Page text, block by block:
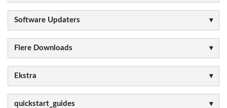
Software Updaters
Flere Downloads
Ekstra
quickstart_guides